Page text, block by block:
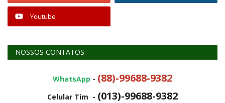
Youtube
NOSSOS CONTATOS
WhatsApp - (88)-99688-9382
Celular Tim - (013)-99688-9382